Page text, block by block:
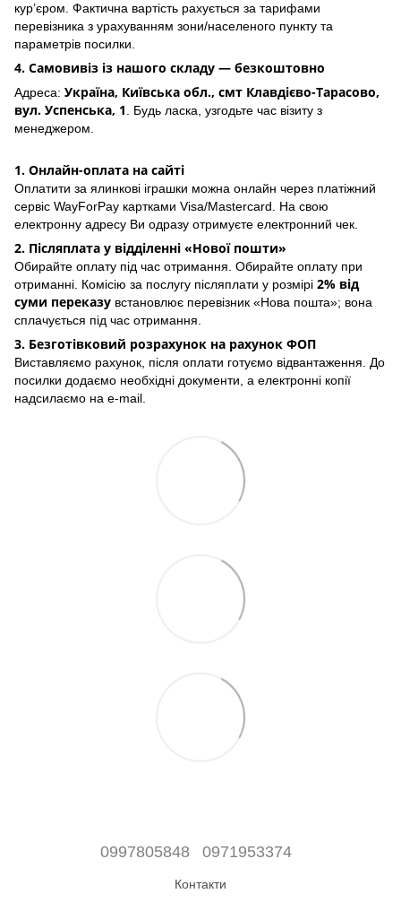
кур’єром. Фактична вартість рахується за тарифами
перевізника з урахуванням зони/населеного пункту та
параметрів посилки.
4. Самовивіз із нашого складу — безкоштовно
Адреса: Україна, Київська обл., смт Клавдієво-Тарасово,
вул. Успенська, 1
. Будь ласка, узгодьте час візиту з
менеджером.
1. Онлайн-оплата на сайті
Оплатити за ялинкові іграшки можна онлайн через платіжний
сервіс WayForPay картками Visa/Mastercard. На свою
електронну адресу Ви одразу отримуєте електронний чек.
2. Післяплата у відділенні «Нової пошти»
Обирайте оплату під час отримання. Обирайте оплату при
отриманні. Комісію за послугу післяплати у розмірі 2% від
суми переказу встановлює перевізник «Нова пошта»; вона
сплачується під час отримання.
3. Безготівковий розрахунок на рахунок ФОП
Виставляємо рахунок, після оплати готуємо відвантаження. До
посилки додаємо необхідні документи, а електронні копії
надсилаємо на e-mail.
0997805848 0971953374
Контакти